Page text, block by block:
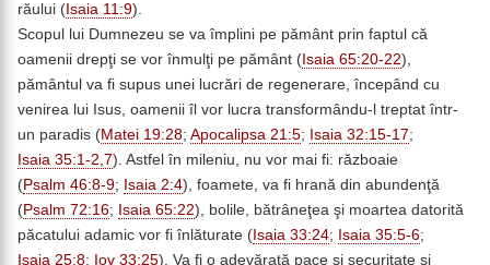
răului ( Isaia 11:9).
Scopul lui Dumnezeu se va împlini pe pământ prin faptul că
oamenii drepţi se vor înmulţi pe pământ ( Isaia 65:20-22),
pământul va fi supus unei lucrări de regenerare, începând cu
venirea lui Isus, oamenii îl vor lucra transformându-l treptat într-
un paradis (Matei 19:28; Apocalipsa 21:5; Isaia 32:15-17;
Isaia 35:1-2,7). Astfel în mileniu, nu vor mai fi: războaie
(Psalm 46:8-9; Isaia 2:4), foamete, va fi hrană din abundenţă
(Psalm 72:16; Isaia 65:22), bolile, bătrâneţea şi moartea datorită
păcatului adamic vor fi înlăturate ( Isaia 33:24; Isaia 35:5-6;
Isaia 25:8; Iov 33:25). Va fi o adevărată pace şi securitate şi